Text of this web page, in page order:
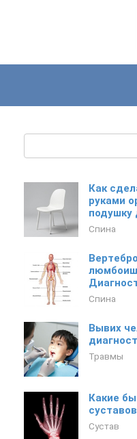
Как
руками
подушку
Спина
Спина
Вывих
Травмы
Какие
Сустав